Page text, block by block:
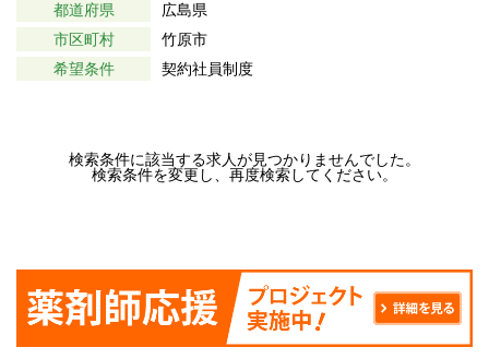
都道府県
広島県
市区町村
竹原市
希望条件
契約社員制度
検索条件に該当する求人が見つかりませんでした。
検索条件を変更し、再度検索してください。